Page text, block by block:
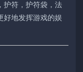
护符，护符袋，法
好地发挥游戏的娱